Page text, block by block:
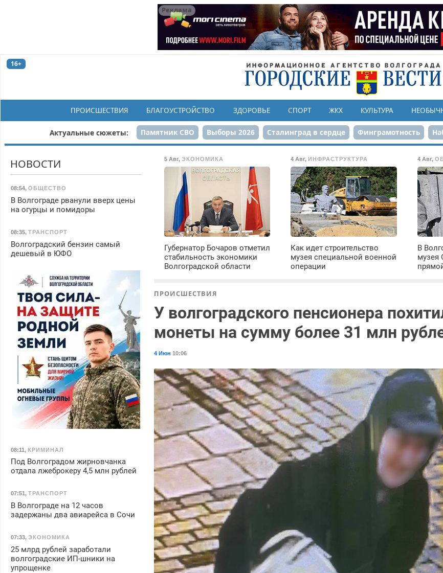
Реклама
16+
ПРОИСШЕСТВИЯ БЛАГОУСТРОЙСТВО ЗДОРОВЬЕ СПОРТ ЖКХ КУЛЬТУРА
Актуальные сюжеты: Памятник СВО Выборы 2026 Сталинград в сердце Финграмотность
80-летие Победы Парк Героев-
5 Авг,ЭКОНОМИКА
Губернатор Бочаров отметил
стабильность экономики
Волгоградской области
4 Авг, ИНФРАСТРУКТУРА
Как идет строительство
музея специальной военной
операции
4 Авг,
В
музея
ПРОИСШЕСТВИЯ
У волгоградского пенсионера
монеты на сумму более 31 млн
4 Июн 10:06
НОВОСТИ
08:54, ОБЩЕСТВО
В Волгограде рванули вверх цены
на огурцы и помидоры
08:35, ТРАНСПОРТ
Волгоградский бензин самый
дешевый в ЮФО
08:11, КРИМИНАЛ
Под Волгоградом жирновчанка
отдала лжеброкеру 4,5 млн рублей
07:51, ТРАНСПОРТ
В Волгограде на 12 часов
задержаны два авиарейса в Сочи
07:33, ЭКОНОМИКА
25 млрд рублей заработали
волгоградские ИП-шники на
упрощенке